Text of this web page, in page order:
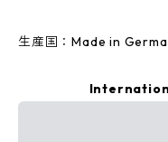
生産国：Made in